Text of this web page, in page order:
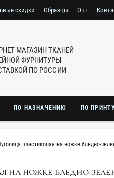
скидки Образцы Опт
МАГАЗИН ТКАНЕЙ
ФУРНИТУРЫ
ПО РОССИИ
ПО НАЗНАЧЕНИЮ ПО
пластиковая на ножке бледно-
НА НОЖКЕ БЛЕДНО-